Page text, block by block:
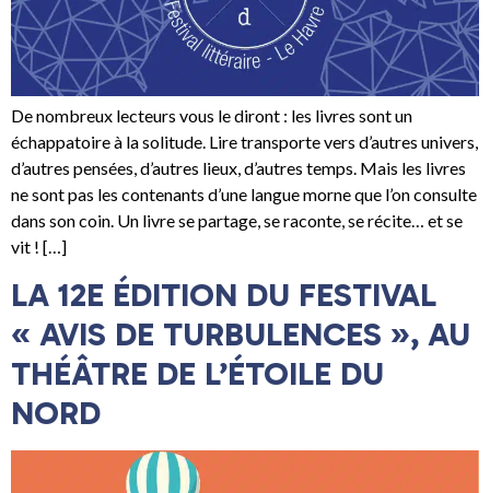
De nombreux lecteurs vous le diront : les livres sont un
échappatoire à la solitude. Lire transporte vers d’autres univers,
d’autres pensées, d’autres lieux, d’autres temps. Mais les livres
ne sont pas les contenants d’une langue morne que l’on consulte
dans son coin. Un livre se partage, se raconte, se récite… et se
vit ! […]
LA 12E ÉDITION DU FESTIVAL
« AVIS DE TURBULENCES », AU
THÉÂTRE DE L’ÉTOILE DU
NORD